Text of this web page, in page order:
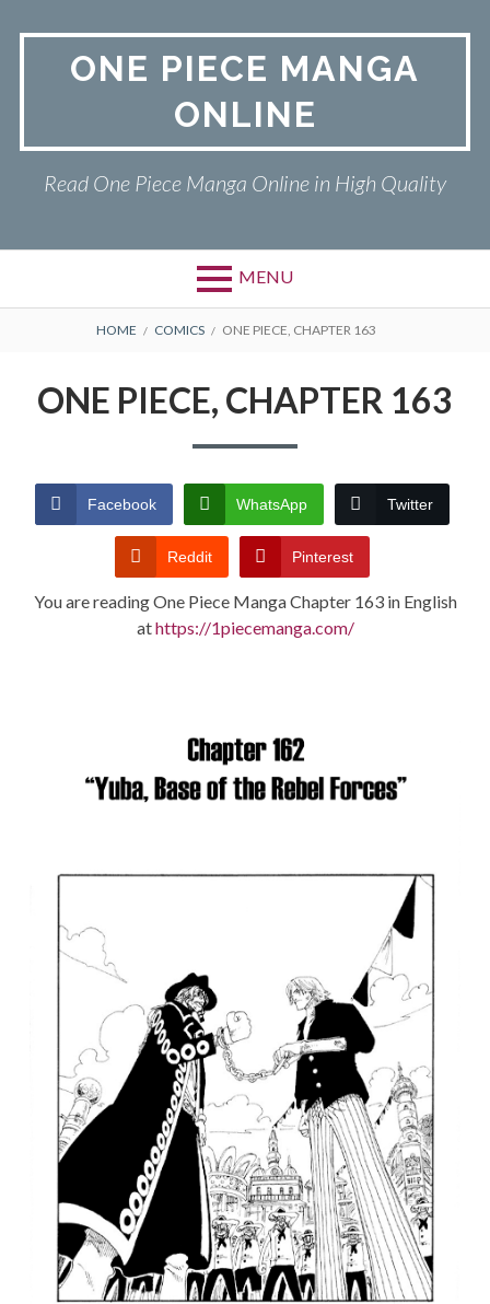
ONE PIECE MANGA
ONLINE
Read One Piece Manga Online in High Quality
MENU
Primary
ONE PIECE
TERMS AND
CONDITIONS
BREADCRUMBS
HOME COMICS ONE PIECE, CHAPTER 163
ONE PIECE, CHAPTER 163
Facebook WhatsApp Twitter
Reddit Pinterest
You are reading One Piece Manga Chapter 163 in English
athttps://1piecemanga.com/